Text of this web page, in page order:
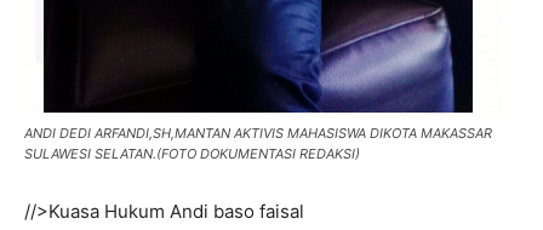
ANDI DEDI ARFANDI,SH,MANTAN AKTIVIS MAHASISWA DIKOTA MAKASSAR
SULAWESI SELATAN.(FOTO DOKUMENTASI REDAKSI)
//>Kuasa Hukum Andi baso faisal